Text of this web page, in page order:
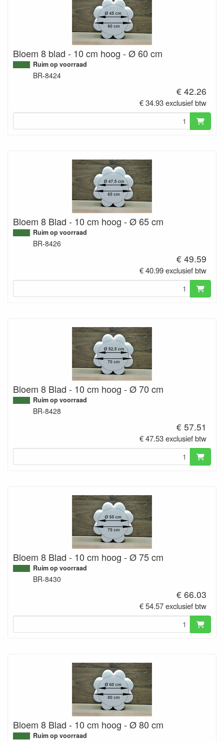
Bloem 8 blad - 10 cm hoog - Ø 60 cm
Ruim op voorraad
BR-8424
€ 42.26
€ 34.93 exclusief btw
Bloem 8 Blad - 10 cm hoog - Ø 65 cm
Ruim op voorraad
BR-8426
€ 49.59
€ 40.99 exclusief btw
Bloem 8 Blad - 10 cm hoog - Ø 70 cm
Ruim op voorraad
BR-8428
€ 57.51
€ 47.53 exclusief btw
Bloem 8 Blad - 10 cm hoog - Ø 75 cm
Ruim op voorraad
BR-8430
€ 66.03
€ 54.57 exclusief btw
Bloem 8 Blad - 10 cm hoog - Ø 80 cm
Ruim op voorraad